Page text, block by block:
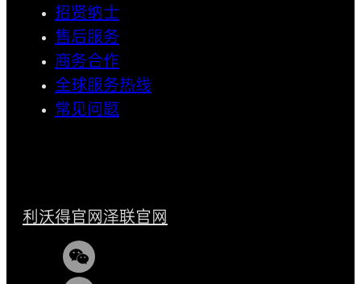
招贤纳士
售后服务
商务合作
全球服务热线
常见问题
利沃得官网泽联官网